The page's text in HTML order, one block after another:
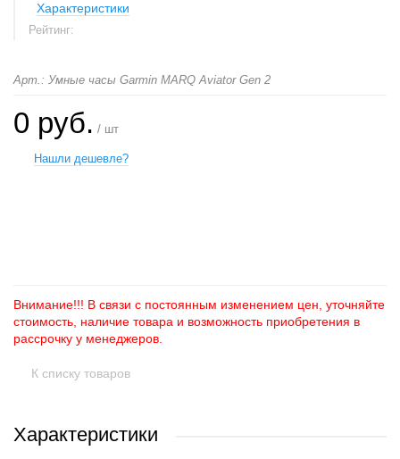
Характеристики
Рейтинг:
Арт.: Умные часы Garmin MARQ Aviator Gen 2
0 руб. / шт
Нашли дешевле?
Внимание!!! В связи с постоянным изменением цен, уточняйте
стоимость, наличие товара и возможность приобретения в
рассрочку у менеджеров.
К списку товаров
Характеристики